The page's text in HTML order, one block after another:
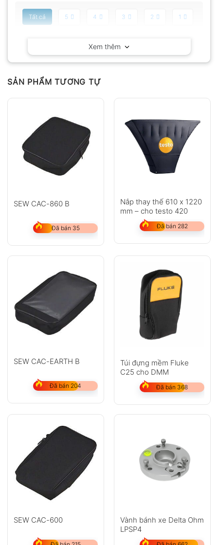
Tất cả 5 4 3 2 1
Chưa có đánh giá nào.
Không có bình luận nào
Xem thêm
SẢN PHẨM TƯƠNG TỰ
SEW CAC-860 B
Đã bán 35
Nắp thay thế 610 x 1220
mm – cho testo 420
Đã bán 282
SEW CAC-EARTH B
Đã bán 204
Túi đựng mềm Fluke
C25 cho DMM
Đã bán 368
SEW CAC-600
Vành bánh xe Delta Ohm
LPSP4